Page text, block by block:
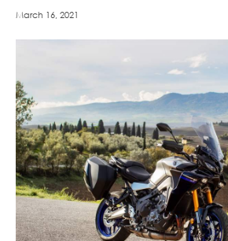
March 16, 2021